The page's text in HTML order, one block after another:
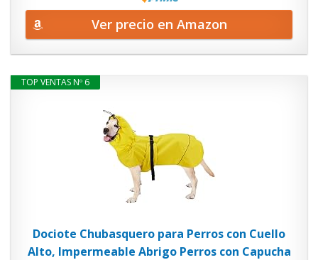
Ver precio en Amazon
TOP VENTAS Nº 6
Dociote Chubasquero para Perros con Cuello
Alto, Impermeable Abrigo Perros con Capucha